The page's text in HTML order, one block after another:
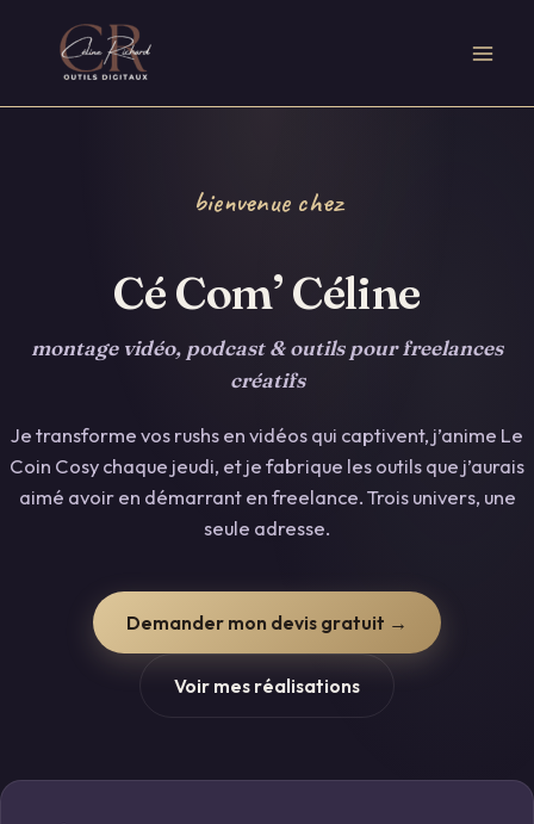
principal
contenu
bienvenue chez
Cé Com’ Céline
montage vidéo, podcast & outils pour freelances
créatifs
Je transforme vos rushs en vidéos qui captivent, j’anime Le
Coin Cosychaque jeudi, et je fabrique les outils que j’aurais
aimé avoir en démarrant en freelance. Trois univers, une
seule adresse.
Demander mon devis gratuit →
Voir mes réalisations